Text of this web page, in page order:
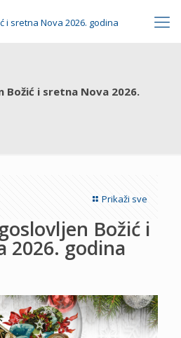
Božić i sretna Nova 2026.
Prikaži sve
Božić i
2026. godina